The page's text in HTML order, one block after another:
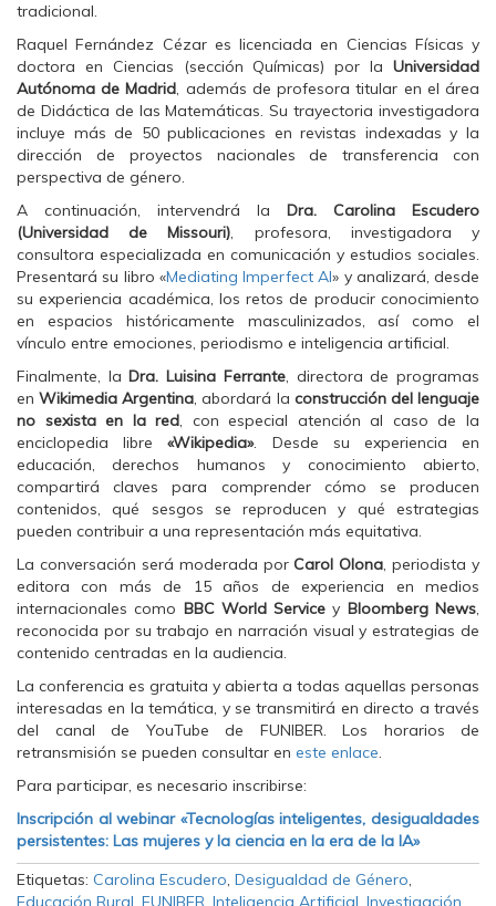
tradicional.
Raquel Fernández Cézar es licenciada en Ciencias Físicas y
doctora en Ciencias (sección Químicas) por la Universidad
Autónoma de Madrid, además de profesora titular en el área
de Didáctica de las Matemáticas. Su trayectoria investigadora
incluye más de 50 publicaciones en revistas indexadas y la
dirección de proyectos nacionales de transferencia con
perspectiva de género.
A continuación, intervendrá la Dra. Carolina Escudero
(Universidad de Missouri), profesora, investigadora y
consultora especializada en comunicación y estudios sociales.
Presentará su libro «Mediating Imperfect AI» y analizará, desde
su experiencia académica, los retos de producir conocimiento
en espacios históricamente masculinizados, así como el
vínculo entre emociones, periodismo e inteligencia artificial.
Finalmente, laDra. Luisina Ferrante, directora de programas
enWikimedia Argentina, abordará la construcción del lenguaje
no sexista en la red, con especial atención al caso de la
enciclopedia libre«Wikipedia». Desde su experiencia en
educación, derechos humanos y conocimiento abierto,
compartirá claves para comprender cómo se producen
contenidos, qué sesgos se reproducen y qué estrategias
pueden contribuir a una representación más equitativa.
La conversación será moderada porCarol Olona, periodista y
editora con más de 15 años de experiencia en medios
internacionales como BBC World Service y Bloomberg News,
reconocida por su trabajo en narración visual y estrategias de
contenido centradas en la audiencia.
La conferencia es gratuita y abierta a todas aquellas personas
interesadas en la temática, y se transmitirá en directo a través
del canal de YouTube de FUNIBER. Los horarios de
retransmisión se pueden consultar en este enlace.
Para participar, es necesario inscribirse:
Inscripción al webinar «Tecnologías inteligentes, desigualdades
persistentes: Las mujeres y la ciencia en la era de la IA»
Etiquetas: Carolina Escudero, Desigualdad de Género,
Educación Rural, FUNIBER, Inteligencia Artificial, Investigación